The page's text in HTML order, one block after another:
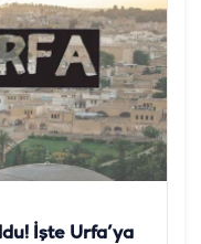
İşte Urfa’ya